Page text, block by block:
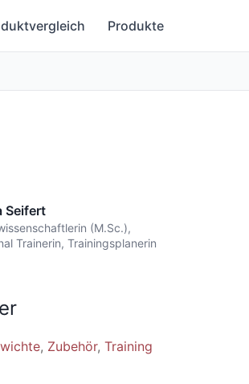
Produkte
Seifert
(M.Sc.),
Trainerin, Trainingsplanerin
Zubehör Training